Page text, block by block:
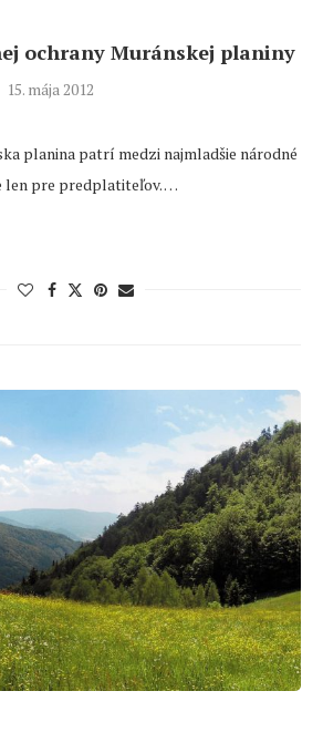
ochrany Muránskej planiny
15. mája 2012
planina patrí medzi najmladšie národné
len pre predplatiteľov. …